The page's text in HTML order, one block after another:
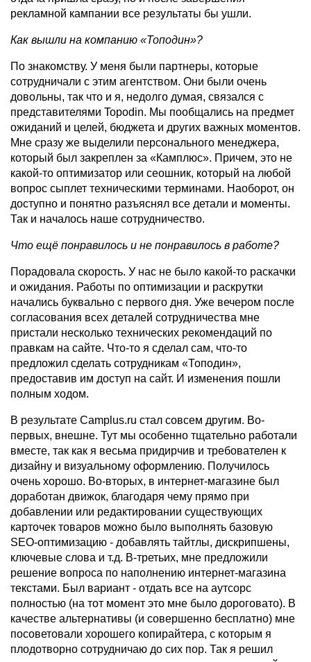
рекламной кампании все результаты бы ушли.
Как вышли на компанию «Топодин»?
По знакомству. У меня были партнеры, которые
сотрудничали с этим агентством. Они были очень
довольны, так что и я, недолго думая, связался с
представителями Topodin. Мы пообщались на предмет
ожиданий и целей, бюджета и других важных моментов.
Мне сразу же выделили персонального менеджера,
который был закреплен за «Камплюс». Причем, это не
какой-то оптимизатор или сеошник, который на любой
вопрос сыплет техническими терминами. Наоборот, он
доступно и понятно разъяснял все детали и моменты.
Так и началось наше сотрудничество.
Что ещё понравилось и не понравилось в работе?
Порадовала скорость. У нас не было какой-то раскачки
и ожидания. Работы по оптимизации и раскрутки
начались буквально с первого дня. Уже вечером после
согласования всех деталей сотрудничества мне
пристали несколько технических рекомендаций по
правкам на сайте. Что-то я сделал сам, что-то
предложил сделать сотрудникам «Топодин»,
предоставив им доступ на сайт. И изменения пошли
полным ходом.
В результате Camplus.ru стал совсем другим. Во-
первых, внешне. Тут мы особенно тщательно работали
вместе, так как я весьма придирчив и требователен к
дизайну и визуальному оформлению. Получилось
очень хорошо. Во-вторых, в интернет-магазине был
доработан движок, благодаря чему прямо при
добавлении или редактировании существующих
карточек товаров можно было выполнять базовую
SEО-оптимизацию - добавлять тайтлы, дискрипшены,
ключевые слова и т.д. В-третьих, мне предложили
решение вопроса по наполнению интернет-магазина
текстами. Был вариант - отдать все на аутсорс
полностью (на тот момент это мне было дороговато). В
качестве альтернативы (и совершенно бесплатно) мне
посоветовали хорошего копирайтера, с которым я
плодотворно сотрудничаю до сих пор. Так я решил